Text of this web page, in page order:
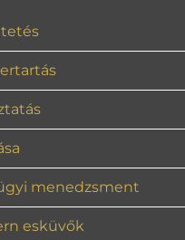
menedzsment
esküvők